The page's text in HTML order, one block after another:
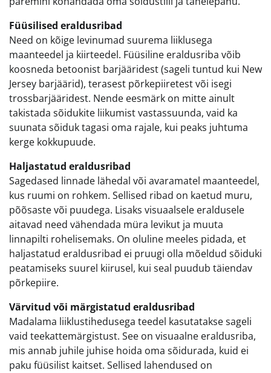
Füüsilised eraldusribad
Need on kõige levinumad suurema liiklusega
maanteedel ja kiirteedel. Füüsiline eraldusriba võib
koosneda betoonist barjääridest (sageli tuntud kui New
Jersey barjäärid), terasest põrkepiiretest või isegi
trossbarjääridest. Nende eesmärk on mitte ainult
takistada sõidukite liikumist vastassuunda, vaid ka
suunata sõiduk tagasi oma rajale, kui peaks juhtuma
kerge kokkupuude.
Haljastatud eraldusribad
Sagedased linnade lähedal või avaramatel maanteedel,
kus ruumi on rohkem. Sellised ribad on kaetud muru,
põõsaste või puudega. Lisaks visuaalsele eraldusele
aitavad need vähendada müra levikut ja muuta
linnapilti rohelisemaks. On oluline meeles pidada, et
haljastatud eraldusribad ei pruugi olla mõeldud sõiduki
peatamiseks suurel kiirusel, kui seal puudub täiendav
põrkepiire.
Värvitud või märgistatud eraldusribad
Madalama liiklustihedusega teedel kasutatakse sageli
vaid teekattemärgistust. See on visuaalne eraldusriba,
mis annab juhile juhise hoida oma sõidurada, kuid ei
paku füüsilist kaitset. Sellised lahendused on